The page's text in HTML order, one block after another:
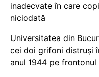
inadecvate în care
niciodată
Universitatea din
cei doi grifoni distruși
anul 1944 pe